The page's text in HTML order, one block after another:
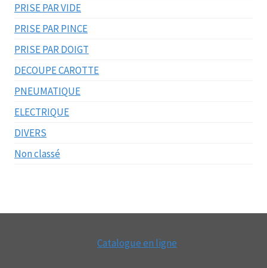
PRISE PAR VIDE
PRISE PAR PINCE
PRISE PAR DOIGT
DECOUPE CAROTTE
PNEUMATIQUE
ELECTRIQUE
DIVERS
Non classé
Catalogue en ligne